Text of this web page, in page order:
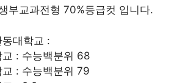
부교과전형 70%등급컷 입니다.
대학교 :
교 : 수능백분위 68
교 : 수능백분위 79